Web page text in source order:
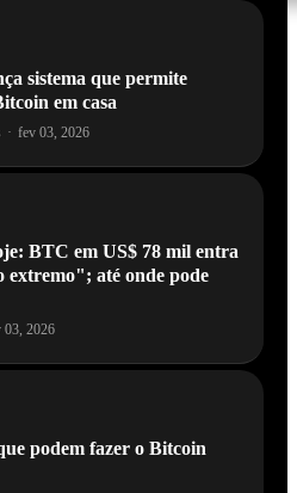
sistema que permite
em casa
· fev 03, 2026
BTC em US$ 78 mil entra
extremo"; até onde pode
03, 2026
podem fazer o Bitcoin